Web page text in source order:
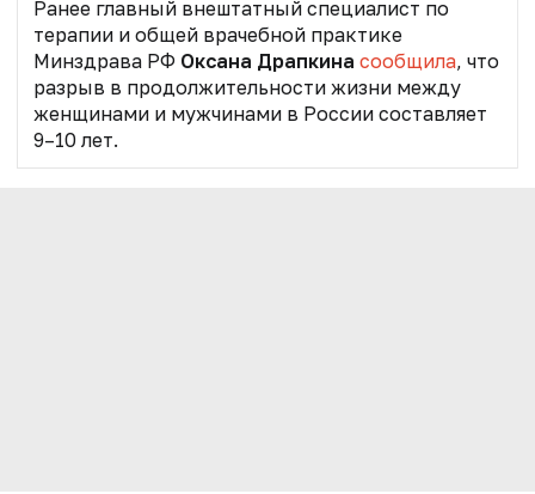
Ранее главный внештатный специалист по
терапии и общей врачебной практике
Минздрава РФ Оксана Драпкина сообщила, что
разрыв в продолжительности жизни между
женщинами и мужчинами в России составляет
9–10 лет.